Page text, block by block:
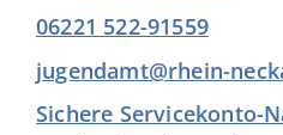
06221 522-91559
jugendamt@rhein-
Sichere Servicekonto-